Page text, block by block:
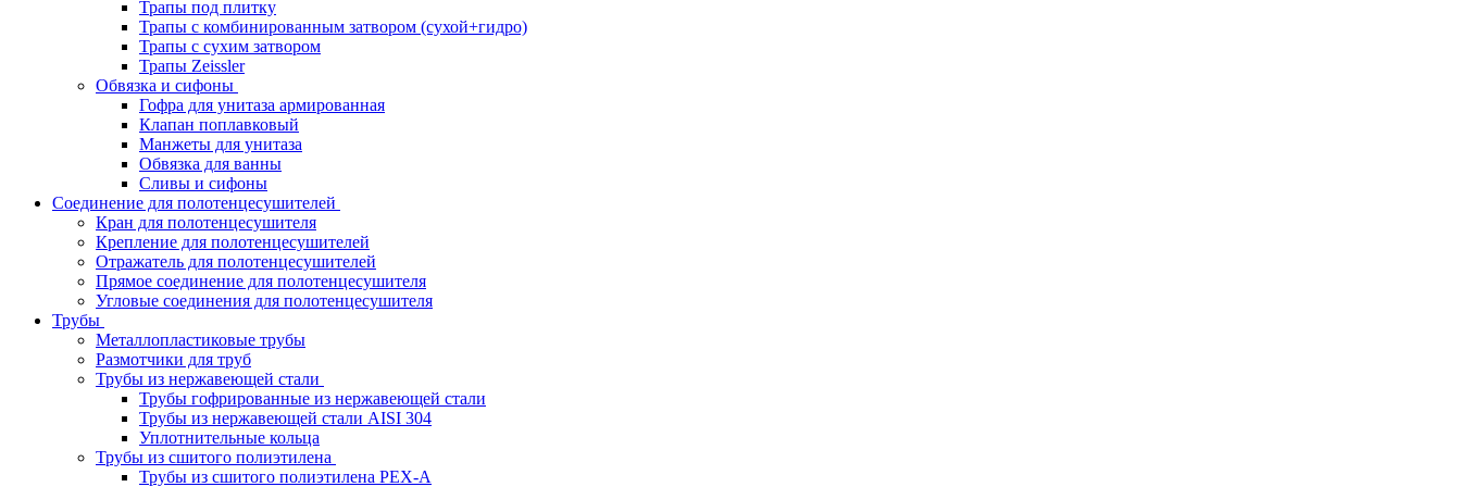
Трапы под плитку
Трапы с комбинированным затвором (сухой+гидро)
Трапы с сухим затвором
Трапы Zeissler
Обвязка и сифоны
Гофра для унитаза армированная
Клапан поплавковый
Манжеты для унитаза
Обвязка для ванны
Сливы и сифоны
Соединение для полотенцесушителей
Кран для полотенцесушителя
Крепление для полотенцесушителей
Отражатель для полотенцесушителей
Прямое соединение для полотенцесушителя
Угловые соединения для полотенцесушителя
Трубы
Металлопластиковые трубы
Размотчики для труб
Трубы из нержавеющей стали
Трубы гофрированные из нержавеющей стали
Трубы из нержавеющей стали AISI 304
Уплотнительные кольца
Трубы из сшитого полиэтилена
Трубы из сшитого полиэтилена PEX-A